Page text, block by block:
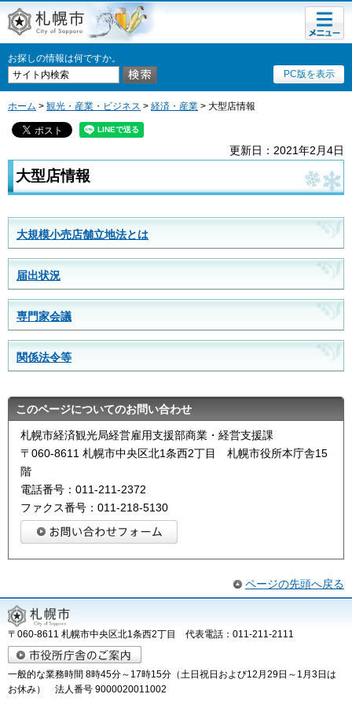
札幌市
お探しの情報は何ですか。
PC版を表示
メニュ
ー
ホーム > 観光・産業・ビジネス > 経済・産業 > 大型店情報
更新日：2021年2月4日
大型店情報
大規模小売店舗立地法とは
届出状況
専門家会議
関係法令等
このページについてのお問い合わせ
札幌市経済観光局経営雇用支援部商業・経営支援課
〒060-8611 札幌市中央区北1条西2丁目 札幌市役所本庁舎15
階
電話番号：011-211-2372
ファクス番号：011-218-5130
ページの先頭へ戻る
〒060-8611 札幌市中央区北1条西2丁目 代表電話：011-211-2111
一般的な業務時間 8時45分～17時15分（土日祝日および12月29日～1月3日は
お休み） 法人番号 9000020011002